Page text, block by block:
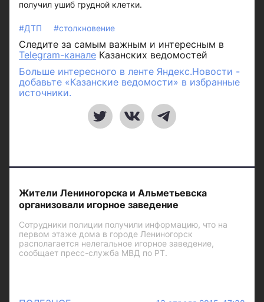
получил ушиб грудной клетки.
#ДТП #столкновение
Следите за самым важным и интересным в
Telegram-канале Казанских ведомостей
Больше интересного в ленте Яндекс.Новости -
добавьте «Казанские ведомости» в избранные
источники.
Жители Лениногорска и Альметьевска
организовали игорное заведение
Сотрудники полиции получили информацию, что на
первом этаже дома в городе Лениногорск
располагается нелегальное игорное заведение,
сообщает пресс-служба МВД по РТ.